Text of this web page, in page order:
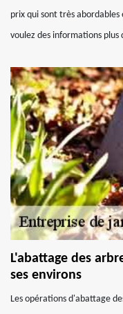
prix qui sont très abordables
voulez des informations
L'abattage des
ses environs
Les opérations d'abattage